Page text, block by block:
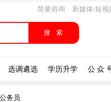
简要咨询 新媒体/短视
选调遴选 学历升学 公 众
务员